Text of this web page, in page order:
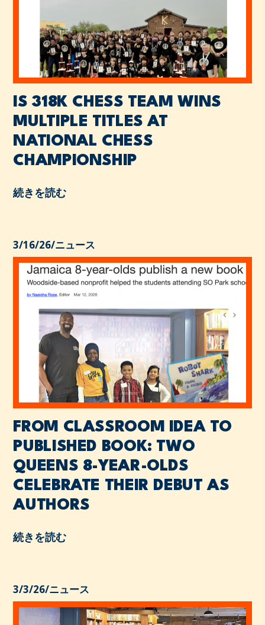
IS 318K CHESS TEAM WINS
MULTIPLE TITLES AT
NATIONAL CHESS
CHAMPIONSHIP
続きを読む
3/16/26/ニュース
FROM CLASSROOM IDEA TO
PUBLISHED BOOK: TWO
QUEENS 8-YEAR-OLDS
CELEBRATE THEIR DEBUT AS
AUTHORS
続きを読む
3/3/26/ニュース